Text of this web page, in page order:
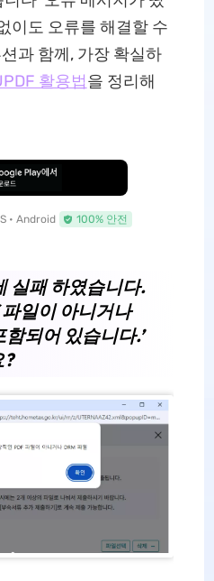
이도 오류를 해결할 수
과 함께, 가장 확실하
활용법을 정리해
다운로드
• Android 100% 안전
실패 하였습니다.
일이 아니거나
되어 있습니다.’